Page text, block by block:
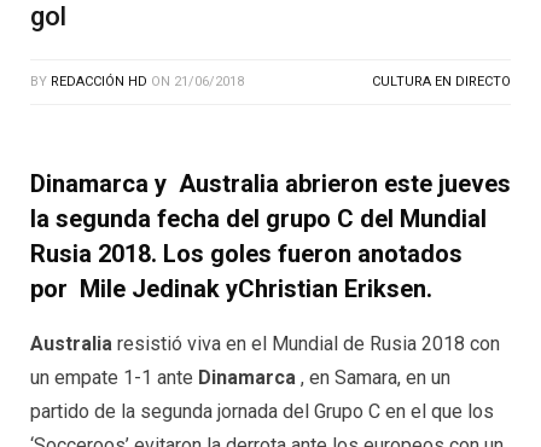
gol
BY REDACCIÓN HD ON 21/06/2018 CULTURA EN DIRECTO
Dinamarca y Australia abrieron este jueves
la segunda fecha del grupo C del Mundial
Rusia 2018. Los goles fueron anotados
por Mile Jedinak yChristian Eriksen.
Australia resistió viva en el Mundial de Rusia 2018 con
un empate 1-1 ante Dinamarca , en Samara, en un
partido de la segunda jornada del Grupo C en el que los